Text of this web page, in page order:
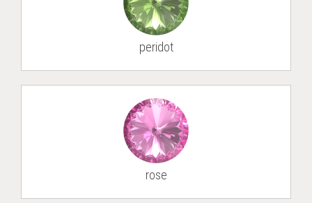
peri­dot
rose